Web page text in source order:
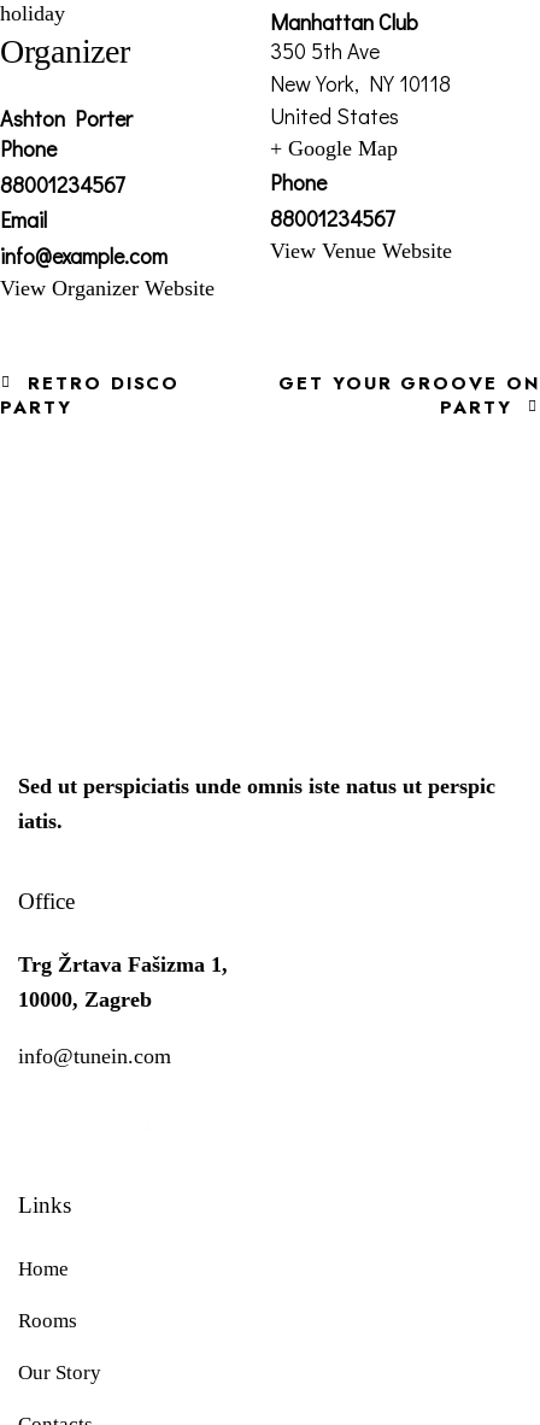
holiday
Organizer
Ashton Porter
Phone
88001234567
Email
info@example.com
View Organizer Website
Manhattan Club
350 5th Ave
New York, NY 10118
United States
+ Google Map
Phone
88001234567
View Venue Website
RETRO DISCO
PARTY
GET YOUR GROOVE ON
PARTY
Sed ut perspiciatis unde omnis iste natus ut perspic
iatis.
Office
Trg Žrtava Fašizma 1,
10000, Zagreb
info@tunein.com
Links
Home
Rooms
Our Story